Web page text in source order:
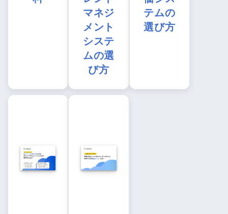
マネジ
メント
システ
ムの選
び方
テムの
選び方